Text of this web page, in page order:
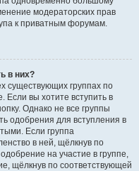
модераторских прав
к приватным форумам.
в них?
существующих группах по
вы хотите вступить в
Однако не все группы
одобрения для вступления в
Если группа
в ней, щёлкнув по
на участие в группе,
щёлкнув по соответствующей